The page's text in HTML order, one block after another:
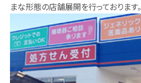
まな形態の店舗展開を行っております。